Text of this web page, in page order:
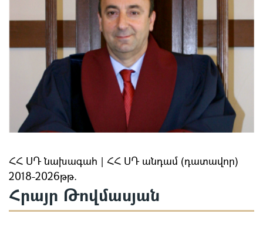
ՀՀ ՍԴ նախագահ | ՀՀ ՍԴ անդամ (դատավոր)
2018-2026թթ.
Հրայր Թովմասյան